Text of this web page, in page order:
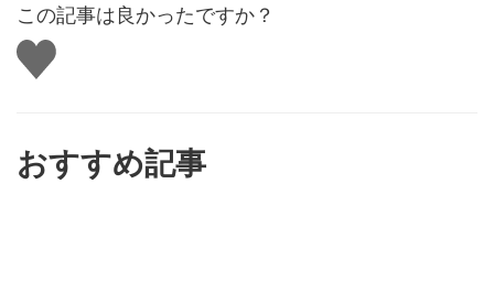
この記事は良かったですか？
い
い
おすすめ記事